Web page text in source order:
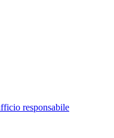
responsabile